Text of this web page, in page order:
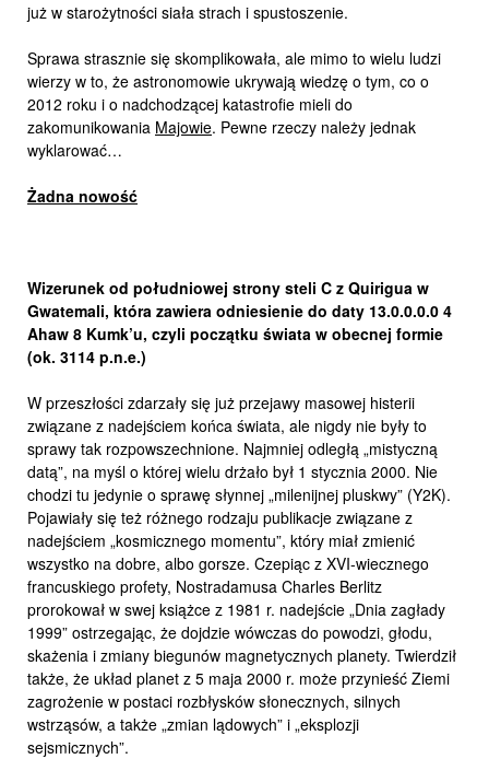
już w starożytności siała strach i spustoszenie.
Sprawa strasznie się skomplikowała, ale mimo to wielu ludzi
wierzy w to, że astronomowie ukrywają wiedzę o tym, co o
2012 roku i o nadchodzącej katastrofie mieli do
zakomunikowania Majowie. Pewne rzeczy należy jednak
wyklarować…
Żadna nowość
Wizerunek od południowej strony steli C z Quirigua w
Gwatemali, która zawiera odniesienie do daty 13.0.0.0.0 4
Ahaw 8 Kumk’u, czyli początku świata w obecnej formie
(ok. 3114 p.n.e.)
W przeszłości zdarzały się już przejawy masowej histerii
związane z nadejściem końca świata, ale nigdy nie były to
sprawy tak rozpowszechnione. Najmniej odległą „mistyczną
datą”, na myśl o której wielu drżało był 1 stycznia 2000. Nie
chodzi tu jedynie o sprawę słynnej „milenijnej pluskwy” (Y2K).
Pojawiały się też różnego rodzaju publikacje związane z
nadejściem „kosmicznego momentu”, który miał zmienić
wszystko na dobre, albo gorsze. Czepiąc z XVI-wiecznego
francuskiego profety, Nostradamusa Charles Berlitz
prorokował w swej książce z 1981 r. nadejście „Dnia zagłady
1999” ostrzegając, że dojdzie wówczas do powodzi, głodu,
skażenia i zmiany biegunów magnetycznych planety. Twierdził
także, że układ planet z 5 maja 2000 r. może przynieść Ziemi
zagrożenie w postaci rozbłysków słonecznych, silnych
wstrząsów, a także „zmian lądowych” i „eksplozji
sejsmicznych”.